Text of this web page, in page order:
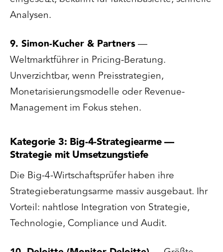
Analysen.
9. Simon-Kucher & Partners—
Weltmarktführer in Pricing-Beratung.
Unverzichtbar, wenn Preisstrategien,
Monetarisierungsmodelle oder Revenue-
Management im Fokus stehen.
Kategorie 3: Big-4-Strategiearme —
Strategie mit Umsetzungstiefe
Die Big-4-Wirtschaftsprüfer haben ihre
Strategieberatungsarme massiv ausgebaut. Ihr
Vorteil: nahtlose Integration von Strategie,
Technologie, Compliance und Audit.